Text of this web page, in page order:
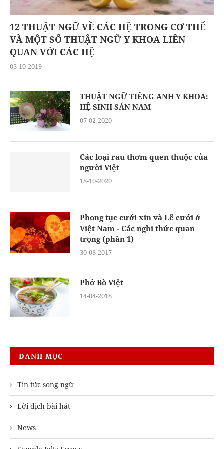
12 THUẬT NGỮ VỀ CÁC HỆ TRONG CƠ THỂ
VÀ MỘT SỐ THUẬT NGỮ Y KHOA LIÊN
QUAN VỚI CÁC HỆ
03-10-2019
THUẬT NGỮ TIẾNG ANH Y KHOA:
HỆ SINH SẢN NAM
07-02-2020
Các loại rau thơm quen thuộc của
người Việt
18-10-2020
Phong tục cưới xin và Lễ cưới ở
Việt Nam - Các nghi thức quan
trọng (phần 1)
30-08-2017
Phở Bò Việt
14-04-2018
DANH MỤC
Tin tức song ngữ
Lời dịch bài hát
News